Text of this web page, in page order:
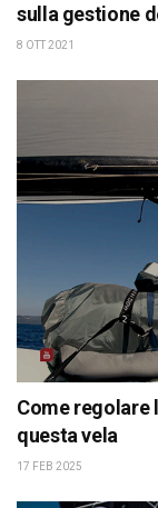
sulla gestione
8 OTT 2021
Come regolare
questa vela
17 FEB 2025